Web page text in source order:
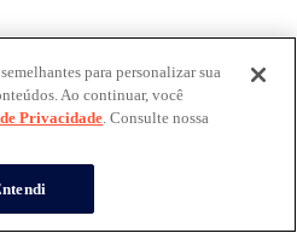
para personalizar sua
Ao continuar, você
Privacidade. Consulte nossa